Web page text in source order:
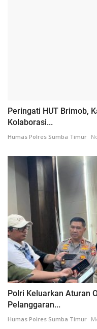
Peringati HUT Brimob,
Kolaborasi...
Humas Polres Sumba Timur
Polri Keluarkan Aturan
Pelanggaran...
Humas Polres Sumba Timur